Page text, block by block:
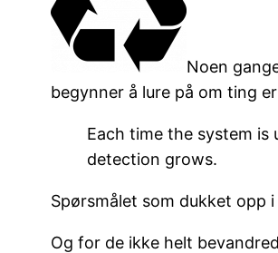
Noen
begynner å lure på om ting
Each time the system
detection grows.
Spørsmålet som dukket opp
Og for de ikke helt